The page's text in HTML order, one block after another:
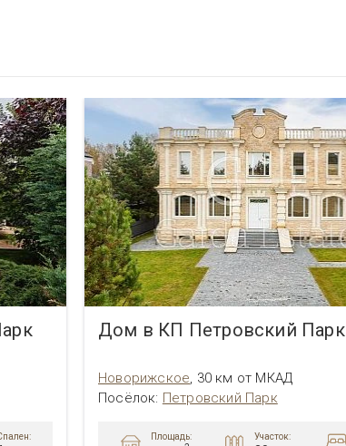
Дом в КП Петровский Парк
Новорижское 30 км от МКАД
Посёлок: Петровский Парк
Площадь: Участок: